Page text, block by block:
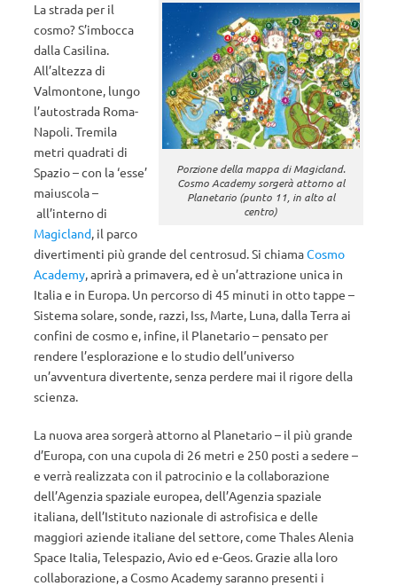
Porzione della mappa di Magicland.
Cosmo Academy sorgerà attorno al
Planetario (punto 11, in alto al
centro)
La strada per il
cosmo? S’imbocca
dalla Casilina.
All’altezza di
Valmontone, lungo
l’autostrada Roma-
Napoli. Tremila
metri quadrati di
Spazio – con la ‘esse’
maiuscola –
all’interno di
Magicland, il parco
divertimenti più grande del centrosud. Si chiamaCosmo
Academy, aprirà a primavera, ed è un’attrazione unica in
Italia e in Europa. Un percorso di 45 minuti in otto tappe –
Sistema solare, sonde, razzi, Iss, Marte, Luna, dalla Terra ai
confini de cosmo e, infine, il Planetario – pensato per
rendere l’esplorazione e lo studio dell’universo
un’avventura divertente, senza perdere mai il rigore della
scienza.
La nuova area sorgerà attorno al Planetario – il più grande
d’Europa, con una cupola di 26 metri e 250 posti a sedere –
e verrà realizzata con il patrocinio e la collaborazione
dell’Agenzia spaziale europea, dell’Agenzia spaziale
italiana, dell’Istituto nazionale di astrofisica e delle
maggiori aziende italiane del settore, come Thales Alenia
Space Italia, Telespazio, Avio ed e-Geos. Grazie alla loro
collaborazione, a Cosmo Academy saranno presenti i